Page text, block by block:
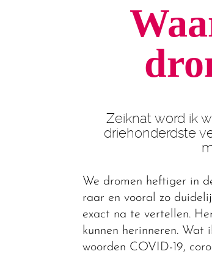
Zeiknat word ik
driehonderdste
We dromen heftiger in
raar en vooral zo
exact na te vertellen.
kunnen herinneren. Wat
woorden COVID-19,